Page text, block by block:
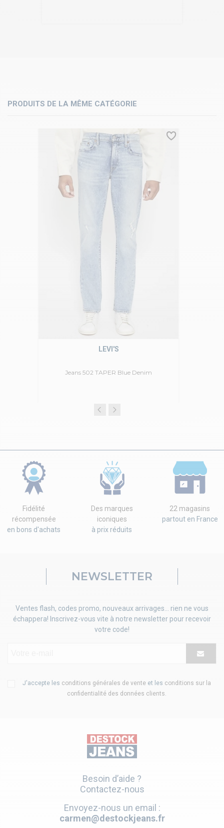
PRODUITS DE LA MÊME CATÉGORIE
Jeans 502 TAPER Blue Denim
LEVI'S
Fidélité
récompensée
en bons d'achats
Des marques
iconiques
à prix réduits
22 magasins
partout en France
NEWSLETTER
Ventes flash, codes promo, nouveaux arrivages... rien ne vous
échappera! Inscrivez-vous vite à notre newsletter pour recevoir
votre code!
J'accepte les conditions générales de vente et les conditions sur la
confidentialité des données clients
Besoin d’aide ?
Contactez-nous
Envoyez-nous un email :
carmen@destockjeans.fr